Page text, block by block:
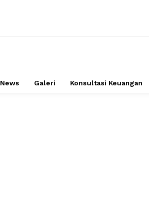
News Galeri Konsultasi Keuangan